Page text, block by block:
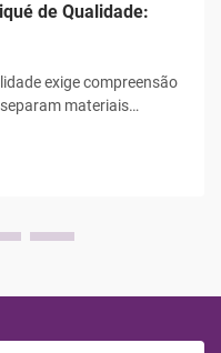
de Qualidade:
exige compreensão
materiais